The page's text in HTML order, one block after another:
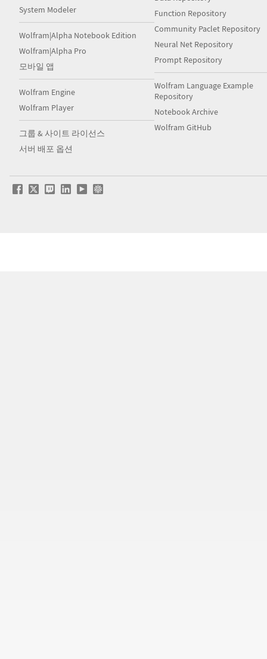
System Modeler
Wolfram|Alpha Notebook Edition
Wolfram|Alpha Pro
모바일 앱
Wolfram Engine
Wolfram Player
그룹 & 사이트 라이선스
서버 배포 옵션
Function Repository
Community Paclet Repository
Neural Net Repository
Prompt Repository
Wolfram Language Example
Repository
Notebook Archive
Wolfram GitHub